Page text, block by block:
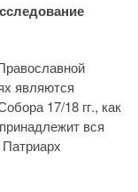
являются
17/18 гг., как
вся